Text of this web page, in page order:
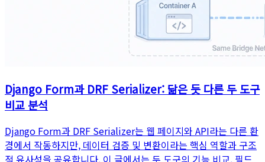
Django Form과 DRF Serializer: 닮은 듯 다른 두 도구
비교 분석
Django Form과 DRF Serializer는 웹 페이지와 API라는 다른 환
경에서 작동하지만, 데이터 검증 및 변환이라는 핵심 역할과 구조
적 유사성을 공유합니다. 이 글에서는 두 도구의 기능 비교, 필드